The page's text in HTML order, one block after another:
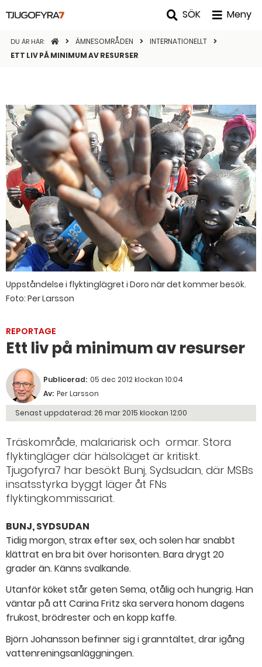
SÖK Meny
DU ÄR HÄR: STARTSIDANÄMNESOMRÅDEN
INTERNATIONELLT
ETT LIV PÅ MINIMUM AV RESURSER
Uppståndelse i flyktinglägret i Doro när det kommer besök.
Foto: Per Larsson
REPORTAGE
Ett liv på minimum av resurser
Publicerad: 05 dec 2012 klockan 10:04
Av: Per Larsson
Senast uppdaterad:26 mar 2015 klockan 12:00
Träskområde, malariarisk och ormar. Stora
flyktingläger där hälsoläget är kritiskt.
Tjugofyra7 har besökt Bunj, Sydsudan, där MSBs
insatsstyrka byggt läger åt FNs
flyktingkommissariat.
BUNJ, SYDSUDAN
Tidig morgon, strax efter sex, och solen har snabbt
klättrat en bra bit över horisonten. Bara drygt 20
grader än. Känns svalkande.
Utanför köket står geten Sema, otålig och hungrig. Han
väntar på att Carina Fritz ska servera honom dagens
frukost, brödrester och en kopp kaffe.
Björn Johansson befinner sig i granntältet, drar igång
vattenreningsanläggningen.